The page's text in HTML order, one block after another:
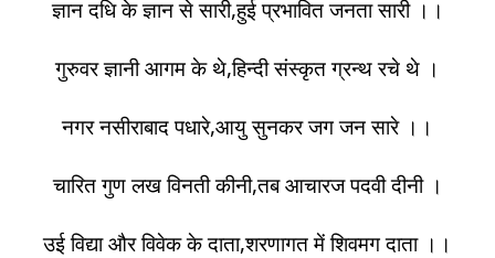
ज्ञान दधि के ज्ञान से सारी,हुई प्रभावित जनता सारी ।।
गुरुवर ज्ञानी आगम के थे,हिन्दी संस्कृत ग्रन्थ रचे थे ।
नगर नसीराबाद पधारे,आयु सुनकर जग जन सारे ।।
चारित गुण लख विनती कीनी,तब आचारज पदवी दीनी ।
उई विद्या और विवेक के दाता,शरणागत में शिवमग दाता ।।